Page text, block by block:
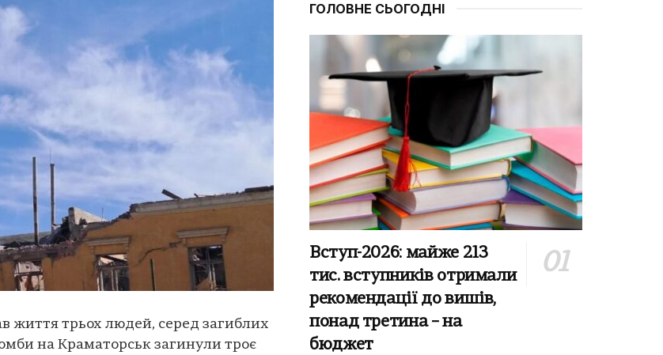
життя трьох людей, серед загиблих
на Краматорськ загинули троє
ГОЛОВНЕ СЬОГОДНІ
Вступ-2026: майже 213
тис. вступників отримали
рекомендації до вишів,
понад третина – на
бюджет